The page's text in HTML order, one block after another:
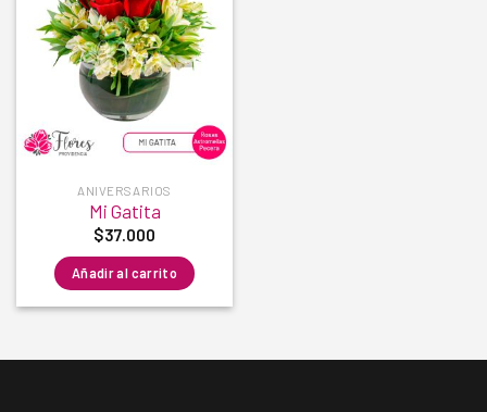
Añadir
a la
ANIVERSARIOS
Mi Gatita
$37.000
Añadir al carrito